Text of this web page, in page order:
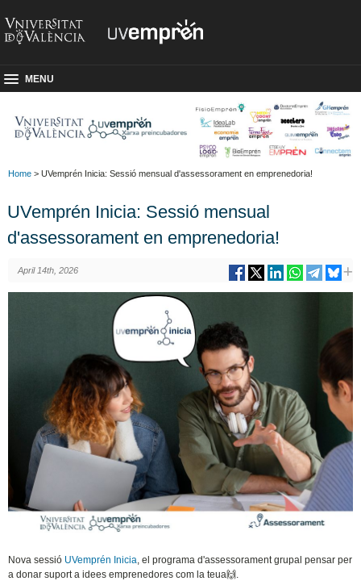
MENU
Home > UVemprén Inicia: Sessió mensual d'assessorament en emprenedoria!
UVemprén Inicia: Sessió mensual
d'assessorament en emprenedoria!
April 14th, 2026
Nova sessió UVemprén Inicia, el programa d'assessorament grupal pensar per
a donar suport a idees emprenedores com la teua🙌.